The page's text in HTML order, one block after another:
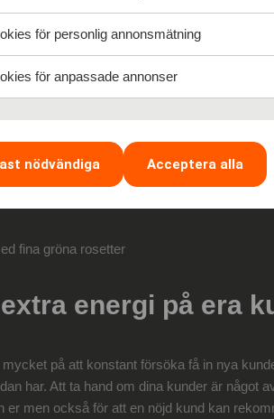
följarskara på sociala medier kan det vara
paket med några av era produkter eller
en giveaway är att både kommentera, dela
på sociala medier.
och tipsar om hur du skaffar
energi på era
på att konstant försöka få in nya
har. Att ta hand om dina kunder är något
er men också för att en nöjd kund kan
för personlig annonsmätning
för anpassade annonser
nödvändiga Acceptera alla